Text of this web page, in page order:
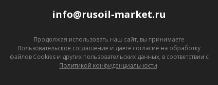
Продолжая использовать наш сайт, вы принимаете
Пользовательское соглашение и даете согласие на обработку
файлов Cookies и других пользовательских данных, в соответствии с
Политикой конфиденциальности.
info@rusoil-market.ru